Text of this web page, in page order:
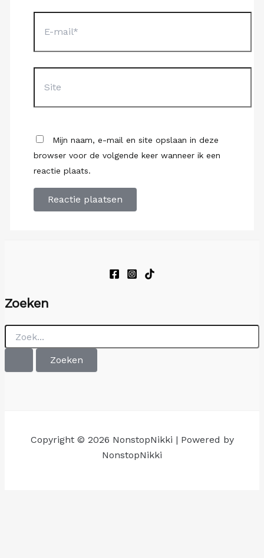
mail*
Mijn naam, e-mail en site opslaan in deze
browser voor de volgende keer wanneer ik een
reactie plaats.
Zoeken
Zoek
naar:
Copyright © 2026 NonstopNikki | Powered by
NonstopNikki